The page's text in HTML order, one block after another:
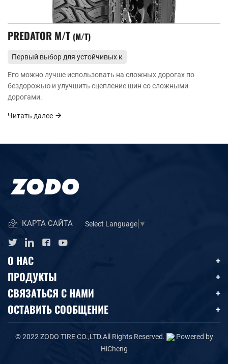
PREDATOR M/T M/T
Первый выбор для устойчивых к
ударам и высокопрочных горных работ
Его можно лучше использовать на сложных дорогах по
бездорожью и улучшить сцепление шин со сложными
дорогами.
Читать далее
КАРТА САЙТА Select Language ▼
О НАС
ПРОДУКТЫ
СВЯЗАТЬСЯ С НАМИ
ОСТАВИТЬ СООБЩЕНИЕ
© 2022 ZODO TIRE CO.,LTD.All Rights Reserved.
Powered by
HiCheng